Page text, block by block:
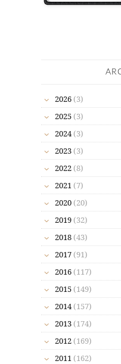
2026 (3)
2025 (3)
2024 (3)
2023 (3)
2022 (8)
2021 (7)
2020 (20)
2019 (32)
2018 (43)
2017 (91)
2016 (117)
2015 (149)
2014 (157)
2013 (174)
2012 (169)
2011 (162)